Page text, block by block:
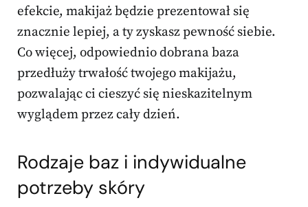
efekcie, makijaż będzie prezentował się
znacznie lepiej, a ty zyskasz pewność siebie.
Co więcej, odpowiednio dobrana baza
przedłuży trwałość twojego makijażu,
pozwalając ci cieszyć się nieskazitelnym
wyglądem przez cały dzień.
Rodzaje baz i indywidualne
potrzeby skóry